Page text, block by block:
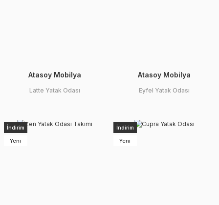
Atasoy Mobilya
Latte Yatak Odası
Atasoy Mobilya
Eyfel Yatak Odası
İndirim
Yeni
İndirim
Yeni